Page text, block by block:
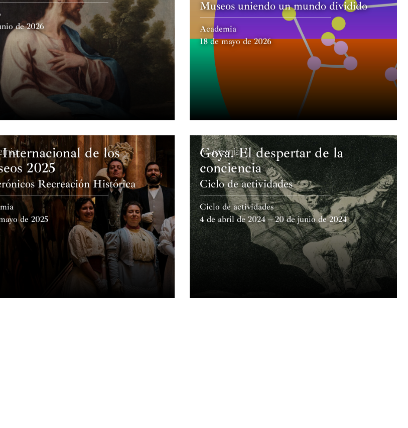
de 2026
Museos uniendo un mundo dividido
Academia
18 de mayo de 2026
de los
2025
Recreación Histórica
de 2025
Academia
Goya. El despertar de la
conciencia
Ciclo de actividades
Ciclo de actividades
4 de abril de 2024 – 20 de junio de 2024